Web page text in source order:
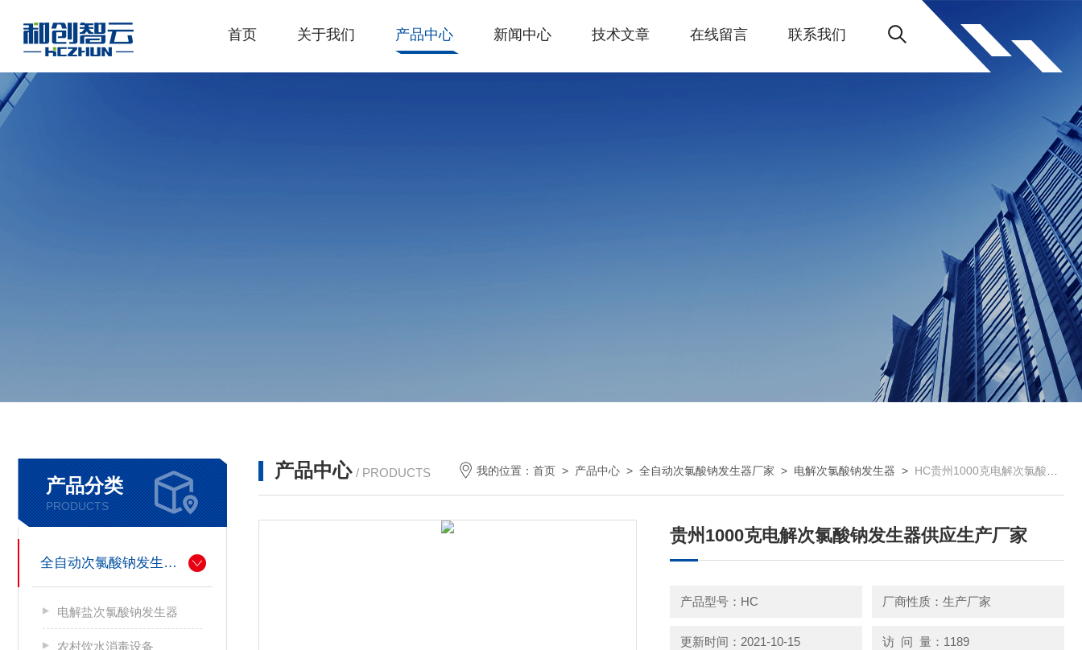
首页 关于我们 产品中心 新闻中心 技术文章 在线留言 联系我们
产品分类
PRODUCTS
全自动次氯酸钠发生器厂家
电解盐次氯酸钠发生器
农村饮水消毒设备
产品中心 / PRODUCTS 我的位置：首页 > 产品中心 >全自动次氯酸钠发生器厂家 > 电解次氯酸钠发生器 > HC贵州1000克电解次氯酸钠发生器供应生产厂家
贵州1000克电解次氯酸钠发生器供应生产厂家
产品型号：HC 厂商性质：生产厂家
更新时间：2021-10-15 访 问 量：1189